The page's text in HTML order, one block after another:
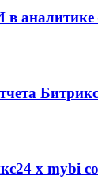
аналитике
х mybi